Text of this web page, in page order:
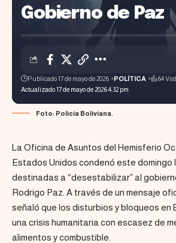
Gobierno de Paz
Actualizado 17 de mayo de 2026 4:32 pm
Publicado 17 de mayo de 2026 POLÍTICA 64
Foto: Policía Boliviana.
La Oficina de Asuntos del Hemisferio
Estados Unidos condenó este domingo
destinadas a “desestabilizar” al
Rodrigo Paz. A través de un mensaje
señaló que los disturbios y bloqueos en
una crisis humanitaria con escasez de
alimentos y combustible.